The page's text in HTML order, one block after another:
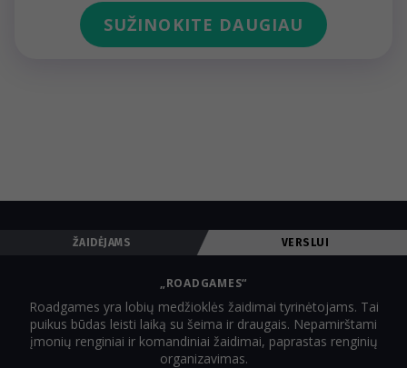
SUŽINOKITE DAUGIAU
ŽAIDĖJAMS VERSLUI
„ROADGAMES“
Roadgames yra lobių medžioklės žaidimai tyrinėtojams. Tai
puikus būdas leisti laiką su šeima ir draugais. Nepamirštami
įmonių renginiai ir komandiniai žaidimai, paprastas renginių
organizavimas.